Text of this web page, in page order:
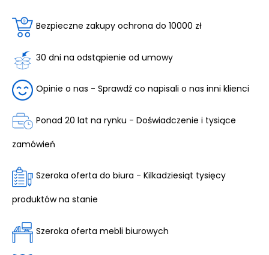
Bezpieczne zakupy ochrona do 10000 zł
30 dni na odstąpienie od umowy
Opinie o nas - Sprawdź co napisali o nas inni klienci
Ponad 20 lat na rynku - Doświadczenie i tysiące
zamówień
Szeroka oferta do biura - Kilkadziesiąt tysięcy
produktów na stanie
Szeroka oferta mebli biurowych